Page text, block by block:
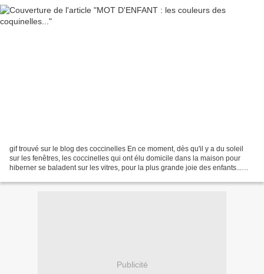
gif trouvé sur le blog des coccinelles En ce moment, dès qu'il y a du soleil
sur les fenêtres, les coccinelles qui ont élu domicile dans la maison pour
hiberner se baladent sur les vitres, pour la plus grande joie des enfants...
Publicité